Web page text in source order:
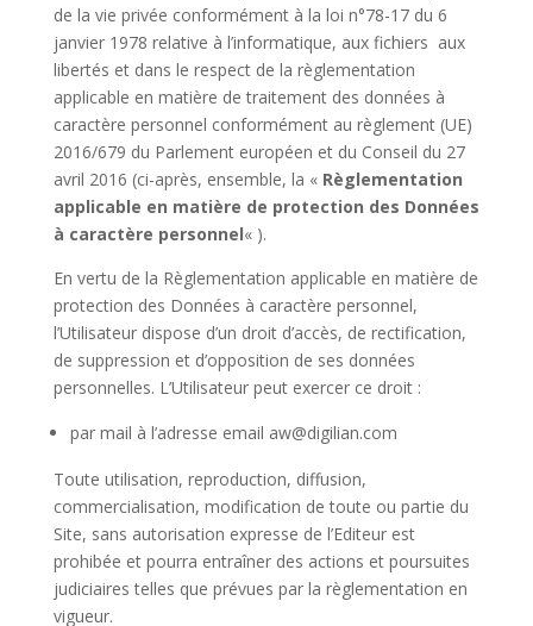
de la vie privée conformément à la loi n°78-17 du 6
janvier 1978 relative à l’informatique, aux fichiers aux
libertés et dans le respect de la règlementation
applicable en matière de traitement des données à
caractère personnel conformément au règlement (UE)
2016/679 du Parlement européen et du Conseil du 27
avril 2016 (ci-après, ensemble, la « Règlementation
applicable en matière de protection des Données
à caractère personnel« ).
En vertu de la Règlementation applicable en matière de
protection des Données à caractère personnel,
l’Utilisateur dispose d’un droit d’accès, de rectification,
de suppression et d’opposition de ses données
personnelles. L’Utilisateur peut exercer ce droit :
par mail à l’adresse email aw@digilian.com
Toute utilisation, reproduction, diffusion,
commercialisation, modification de toute ou partie du
Site, sans autorisation expresse de l’Editeur est
prohibée et pourra entraîner des actions et poursuites
judiciaires telles que prévues par la règlementation en
vigueur.